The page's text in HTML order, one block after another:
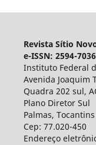
Revista Sítio
e-ISSN: 2594-7036
Instituto Federal
Avenida Joaquim
Quadra 202 sul,
Plano Diretor Sul
Palmas,
Cep: 77.020-450
Endereço